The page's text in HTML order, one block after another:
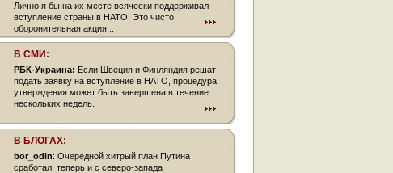
Лично я бы на их месте всячески поддерживал
вступление страны в НАТО. Это чисто
оборонительная акция...
В СМИ:
РБК-Украина: Если Швеция и Финляндия решат
подать заявку на вступление в НАТО, процедура
утверждения может быть завершена в течение
нескольких недель.
В БЛОГАХ:
bor_odin: Очередной хитрый план Путина
сработал: теперь и с северо-запада